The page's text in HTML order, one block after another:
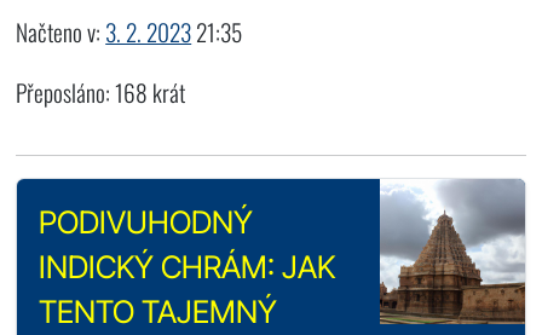
Načteno v: 3. 2. 202321:35
Přeposláno: 168 krát
PODIVUHODNÝ
INDICKÝ CHRÁM: JAK
TENTO TAJEMNÝ